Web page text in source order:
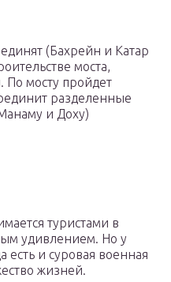
(Бахрейн и Катар
моста,
По мосту пройдет
разделенные
и Доху)
туристами в
удивлением. Но у
есть и суровая военная
жизней.